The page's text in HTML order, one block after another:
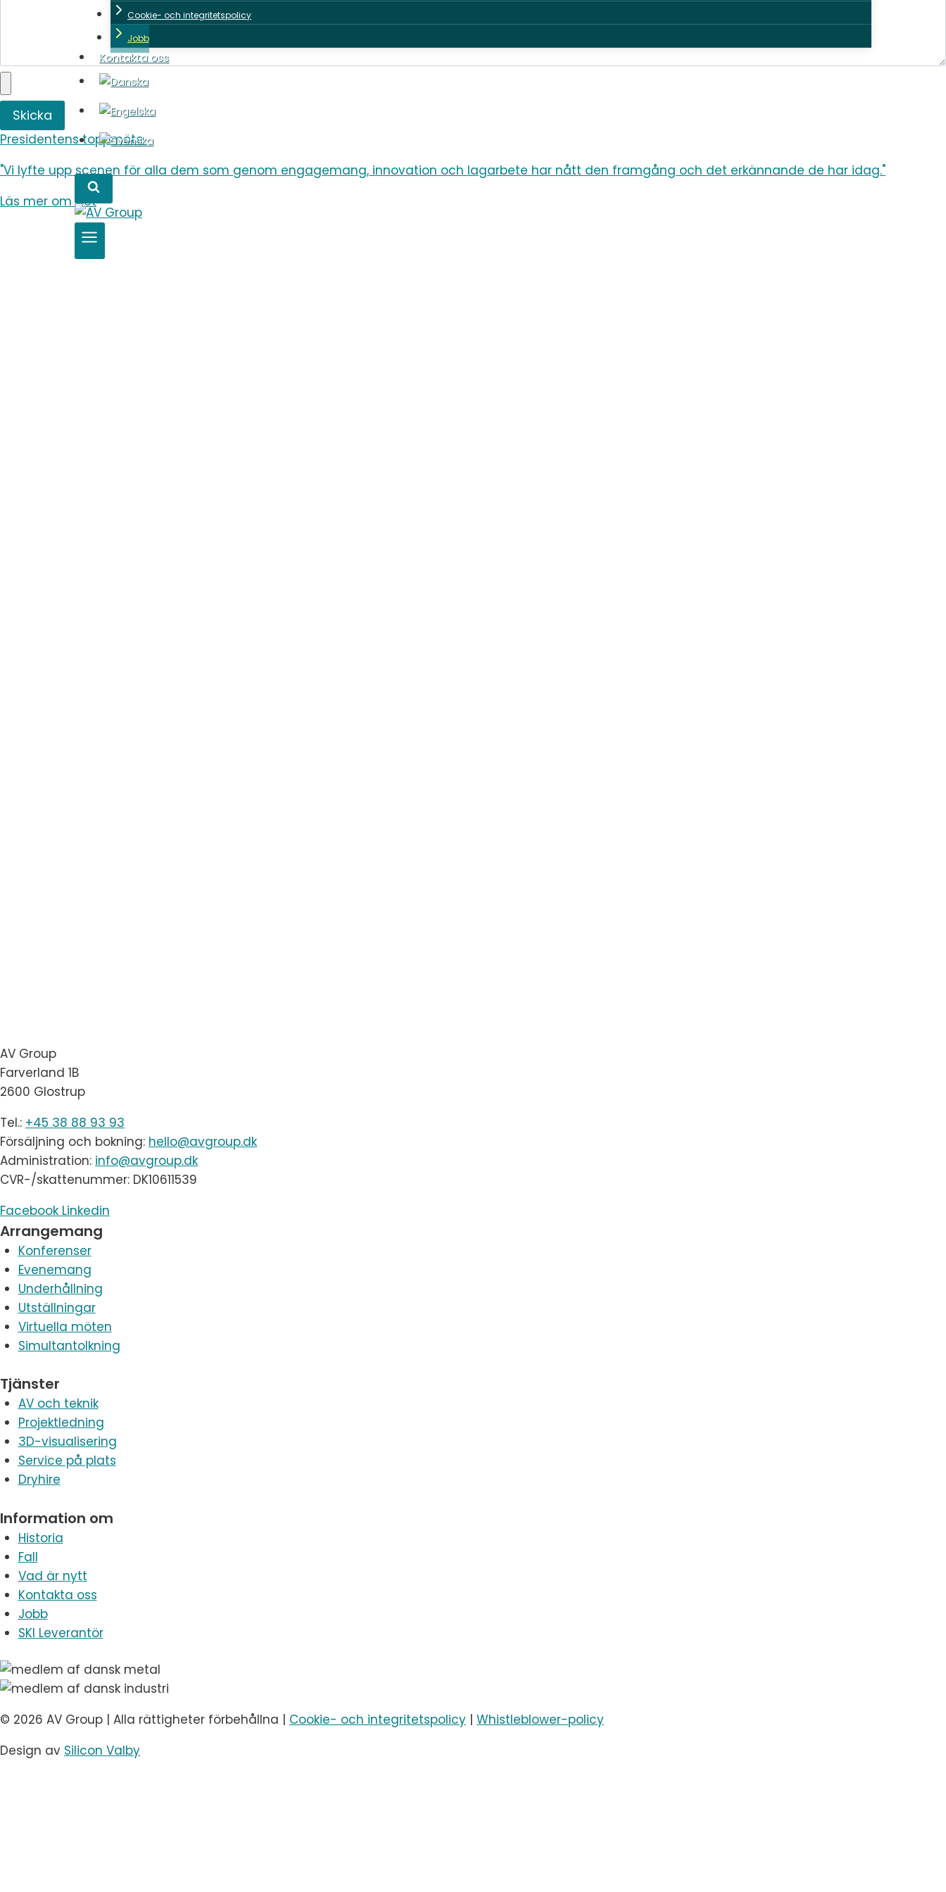
Cookie- och integritetspolicy
Jobb
Kontakta oss
Skicka
Presidentens toppmöte.
"Vi lyfte upp scenen för alla dem som genom engagemang, innovation och lagarbete har nått den framgång och det erkännande de har idag."
Läs mer om det
AV Group
Farverland 1B
2600 Glostrup
Tel.: +45 38 88 93 93
Försäljning och bokning: hello@avgroup.dk
Administration: info@avgroup.dk
CVR-/skattenummer: DK10611539
Facebook Linkedin
Arrangemang
Konferenser
Evenemang
Underhållning
Utställningar
Virtuella möten
Simultantolkning
Tjänster
AV och teknik
Projektledning
3D-visualisering
Service på plats
Dryhire
Information om
Historia
Fall
Vad är nytt
Kontakta oss
Jobb
SKI Leverantör
© 2026 AV Group | Alla rättigheter förbehållna | Cookie- och integritetspolicy | Whistleblower-policy
Design av Silicon Valby